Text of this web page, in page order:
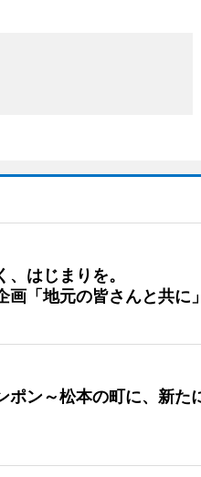
はじまりを。
画「地元の皆さんと共に
ポン～松本の町に、新た